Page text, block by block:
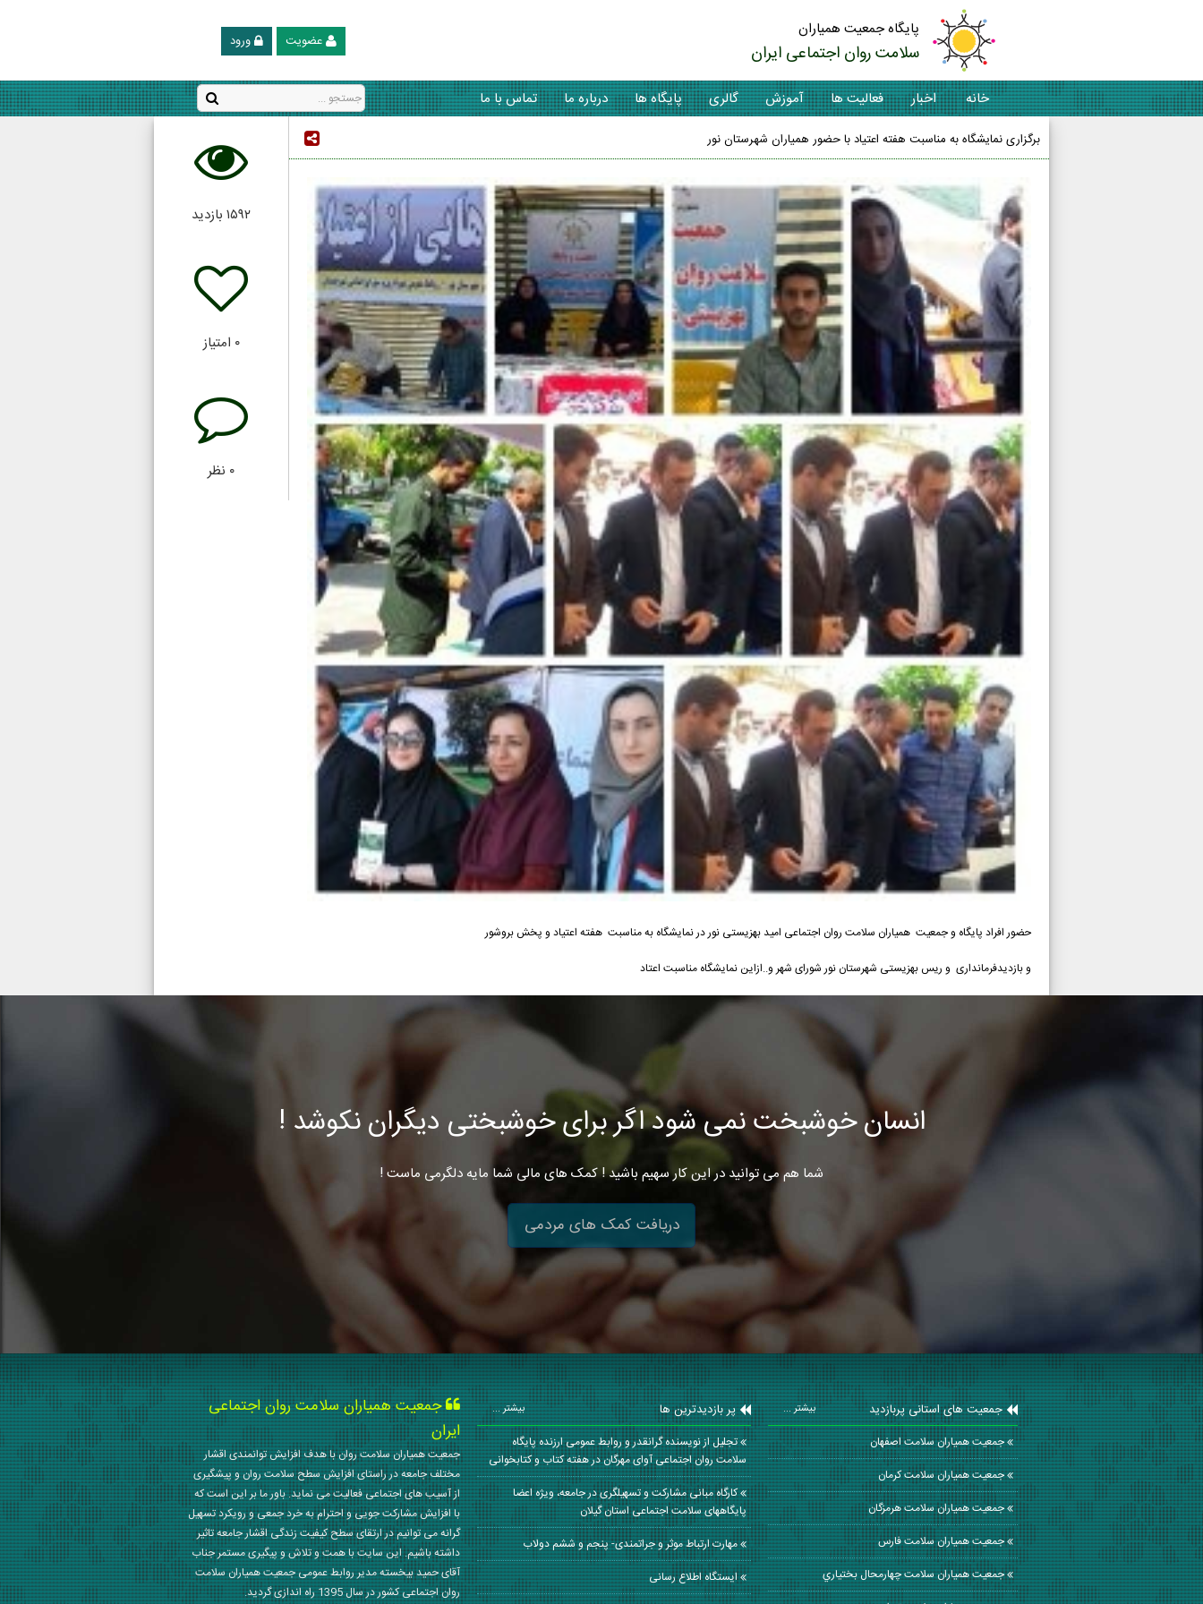
پایگاه جمعیت همیاران
سلامت روان اجتماعی ایران ورود عضویت
خانه اخبار فعالیت ها آموزش گالری پایگاه ها درباره ما تماس با ما
برگزاری نمایشگاه به مناسبت هفته اعتیاد با حضور همیاران شهرستان نور
حضور افراد پایگاه و جمعیت همیاران سلامت روان اجتماعی امید بهزیستی نور در نمایشگاه به مناسبت هفته اعتیاد و پخش بروشور
و بازدیدفرمانداری و ریس بهزیستی شهرستان نور شورای شهر و..ازاین نمایشگاه مناسبت اعتاد
۱۵۹۲ بازدید
۰ امتیاز
۰ نظر
انسان خوشبخت نمی شود اگر برای خوشبختی دیگران نکوشد !
شما هم می توانید در این کار سهیم باشید ! کمک های مالی شما مایه دلگرمی ماست !
دریافت کمک های مردمی
جمعیت های استانی پربازدید بیشتر ...
جمعیت همیاران سلامت اصفهان
جمعیت همیاران سلامت كرمان
جمعیت همیاران سلامت هرمزگان
جمعیت همیاران سلامت فارس
جمعیت همیاران سلامت چهارمحال بختياري
پر بازدیدترین ها بیشتر ...
تجلیل از نویسنده گرانقدر و روابط عمومی ارزنده پایگاه
سلامت روان اجتماعی آوای مهرگان در هفته کتاب و کتابخوانی
کارگاه مبانی مشارکت و تسهیلگری در جامعه، ویژه اعضا
پایگاههای سلامت اجتماعی استان گیلان
مهارت ارتباط موثر و جراتمندی- پنجم و ششم دولاب
ایستگاه اطلاع رسانی
جمعیت همیاران سلامت روان اجتماعی
ایران
جمعیت همیاران سلامت روان با هدف افزایش توانمندی اقشار
مختلف جامعه در راستای افزایش سطح سلامت روان و پیشگیری
از آسیب های اجتماعی فعالیت می نماید. باور ما بر این است که
با افزایش مشارکت جویی و احترام به خرد جمعی و رویکرد تسهیل
گرانه می توانیم در ارتقای سطح کیفیت زندگی اقشار جامعه تاثیر
داشته باشیم. این سایت با همت و تلاش و پیگیری مستمر جناب
آقای حمید بیخسته مدیر روابط عمومی جمعیت همیاران سلامت
روان اجتماعی کشور در سال 1395 راه اندازی گردید.